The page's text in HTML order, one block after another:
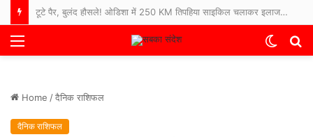
रोज खाने वाली अरहर दाल पर भारत में बड़ी वैज्ञानिक खोज, पहली बार तैयार हुआ पूरा जीनोम
Menu
Switch
Home /दैनिक राशिफल
दैनिक राशिफल